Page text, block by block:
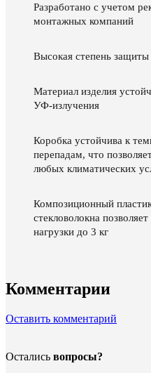
Разработано с учетом
монтажных компаний
Высокая степень защиты
Материал изделия
УФ-излучения
Коробка устойчива к
перепадам, что
любых климатических
Композиционный
стекловолокна
нагрузки до 3 кг
Комментарии
Оставить комментарий
Остались вопросы?